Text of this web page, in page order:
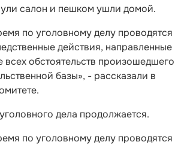
салон и пешком ушли домой.
по уголовному делу проводятся
действия, направленные
всех обстоятельств произошедшего
базы», - рассказали в
дела продолжается.
по уголовному делу проводятся